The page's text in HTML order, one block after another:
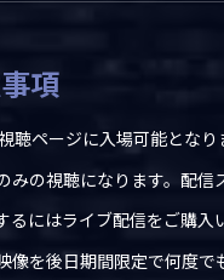
項
ページに入場可能となり
の視聴になります。配
にはライブ配信をご購
を後日期間限定で何度で